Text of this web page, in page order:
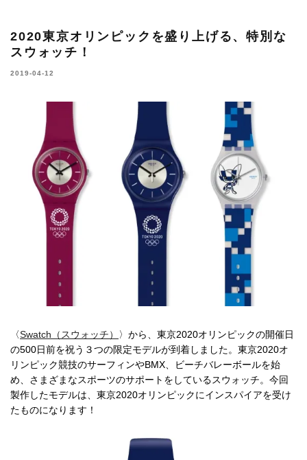
2020東京オリンピックを盛り上げる、特別な
スウォッチ！
2019-04-12
〈Swatch（スウォッチ）
〉から、東京2020オリンピックの開催日
の500日前を祝う３つの限定モデルが到着しました。東京2020オ
リンピック競技のサーフィンやBMX、ビーチバレーボールを始
め、さまざまなスポーツのサポートをしているスウォッチ。今回
製作したモデルは、東京2020オリンピックにインスパイアを受け
たものになります！